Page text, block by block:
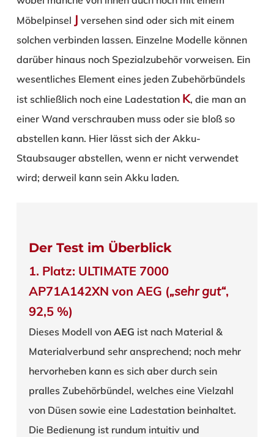
Möbelpinsel J versehen sind oder sich mit einem
solchen verbinden lassen. Einzelne Modelle können
darüber hinaus noch Spezialzubehör vorweisen. Ein
wesentliches Element eines jeden Zubehörbündels
ist schließlich noch eine Ladestation K, die man an
einer Wand verschrauben muss oder sie bloß so
abstellen kann. Hier lässt sich der Akku-
Staubsauger abstellen, wenn er nicht verwendet
wird; derweil kann sein Akku laden.
Der Test im Überblick
1. Platz: ULTIMATE 7000
AP71A142XN von AEG („sehr gut“,
92,5 %)
Dieses Modell von AEG ist nach Material &
Materialverbund sehr ansprechend; noch mehr
hervorheben kann es sich aber durch sein
pralles Zubehörbündel, welches eine Vielzahl
von Düsen sowie eine Ladestation beinhaltet.
Die Bedienung ist rundum intuitiv und